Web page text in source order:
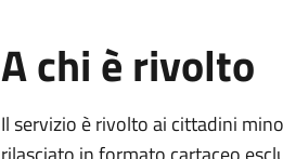
A chi è rivolto
Il servizio è rivolto ai cittadini